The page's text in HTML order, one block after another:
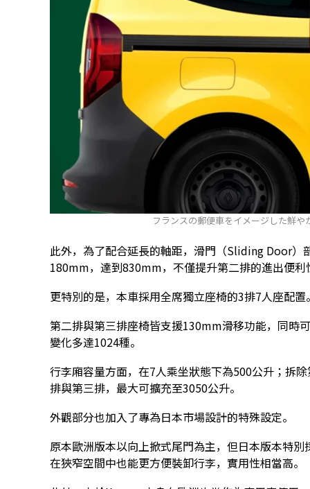
フランスの郵便車をイメージした鮮
此外，為了配合延長的軸距，滑門（Sliding Door
180mm，達到830mm，不僅提升第二排的進出便
更特別的是，本車採用全席獨立座椅的3排7人座配置
第二排與第三排座椅皆支援130mm滑移功能，同時
變化多達1024種。
行李廂容量方面，在7人乘坐狀態下為500公升；拆
排與第三排，最大可擴充至3050公升。
外觀部分也加入了專為日本市場設計的特殊設定。
原本歐洲版本以向上掀式尾門為主，但日本版本特
在狹窄空間中也能更方便裝卸行李，實用性相當高。